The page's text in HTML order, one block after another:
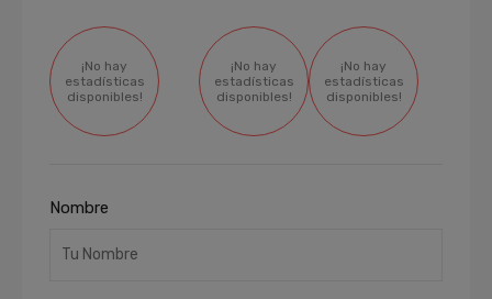
¡No hay
estadísticas
disponibles!
¡No hay
estadísticas
disponibles!
¡No hay
estadísticas
disponibles!
Nombre